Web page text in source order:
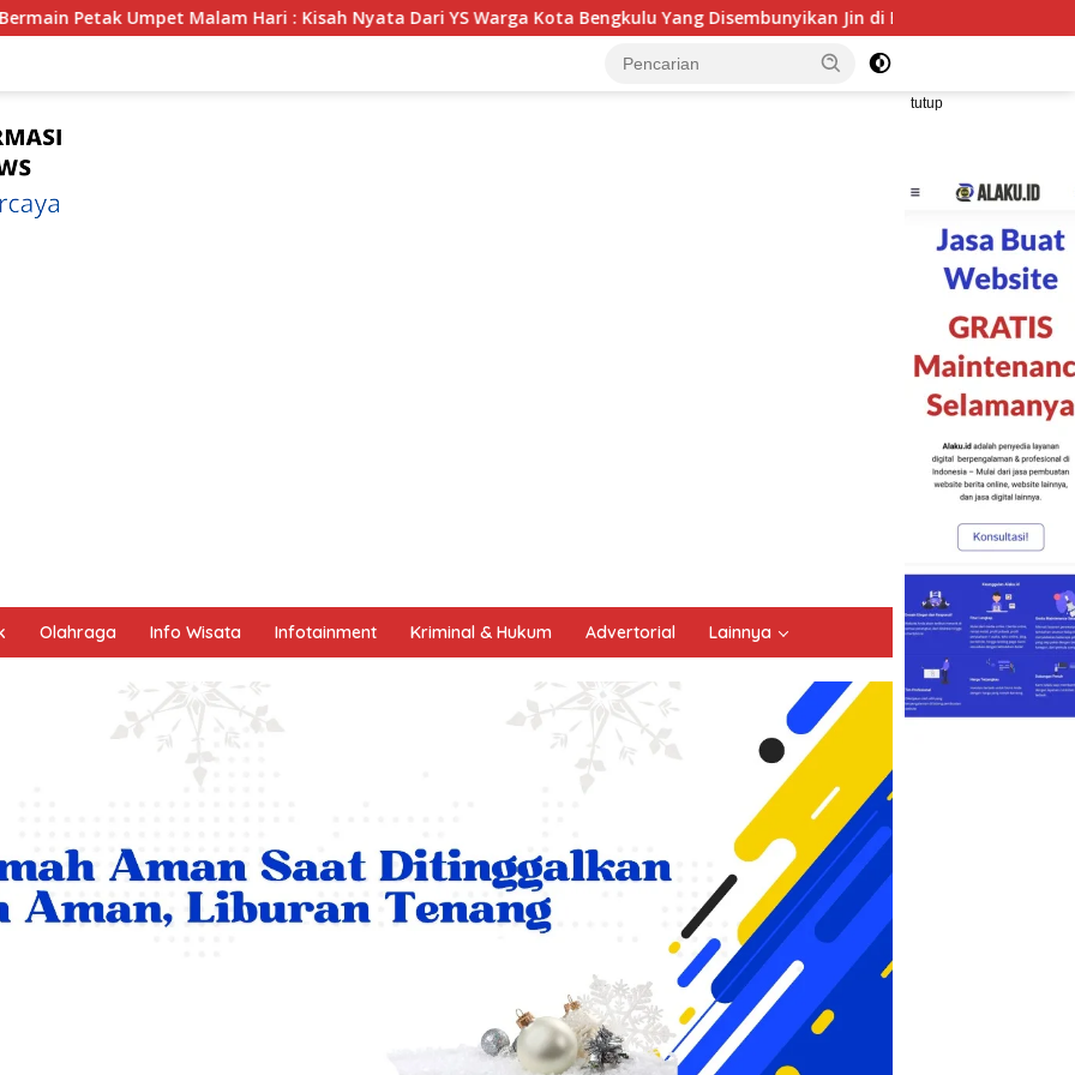
: Kisah Nyata Dari YS Warga Kota Bengkulu Yang Disembunyikan Jin di Belakang Pohon Belimbing
tutup
Olahraga Info Wisata Infotainment Kriminal & Hukum Advertorial Lainnya